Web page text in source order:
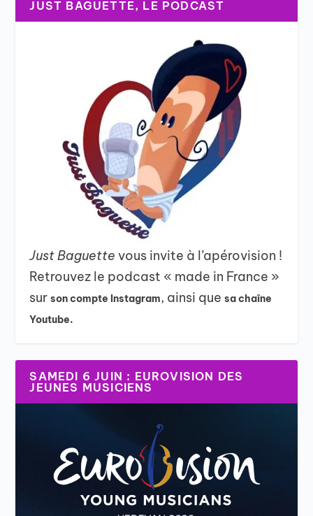
JUST BAGUETTE, LE PODCAST
Just Baguettevous invite à l’apérovision !
Retrouvez le podcast « made in France »
surson compte Instagram, ainsi quesa chaîne
Youtube.
SAMEDI 6 JUIN : EUROVISION DES
JEUNES MUSICIENS